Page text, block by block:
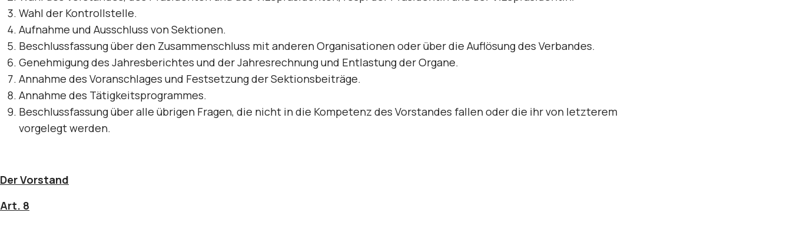
Wahl der Kontrollstelle.
Aufnahme und Ausschluss von Sektionen.
Beschlussfassung über den Zusammenschluss mit anderen Organisationen oder über die Auflösung des Verbandes.
Genehmigung des Jahresberichtes und der Jahresrechnung und Entlastung der Organe.
Annahme des Voranschlages und Festsetzung der Sektionsbeiträge.
Annahme des Tätigkeitsprogrammes.
Beschlussfassung über alle übrigen Fragen, die nicht in die Kompetenz des Vorstandes fallen oder die ihr von letzterem
vorgelegt werden.
Der Vorstand
Art. 8